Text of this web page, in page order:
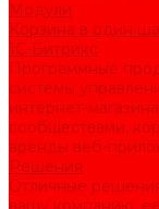
Модули
Корзина в один
1С-Битрикс
Программные
системы
интернет-
сообществами,
аренды веб-
Решения
Отличные